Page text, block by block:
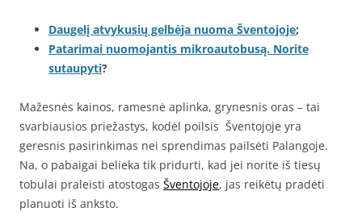
Daugelį atvykusių gelbėja nuoma Šventojoje;
Patarimai nuomojantis mikroautobusą. Norite
sutaupyti?
Mažesnės kainos, ramesnė aplinka, grynesnis oras – tai
svarbiausios priežastys, kodėl poilsis Šventojoje yra
geresnis pasirinkimas nei sprendimas pailsėti Palangoje.
Na, o pabaigai belieka tik pridurti, kad jei norite iš tiesų
tobulai praleisti atostogas Šventojoje, jas reikėtų pradėti
planuoti iš anksto.